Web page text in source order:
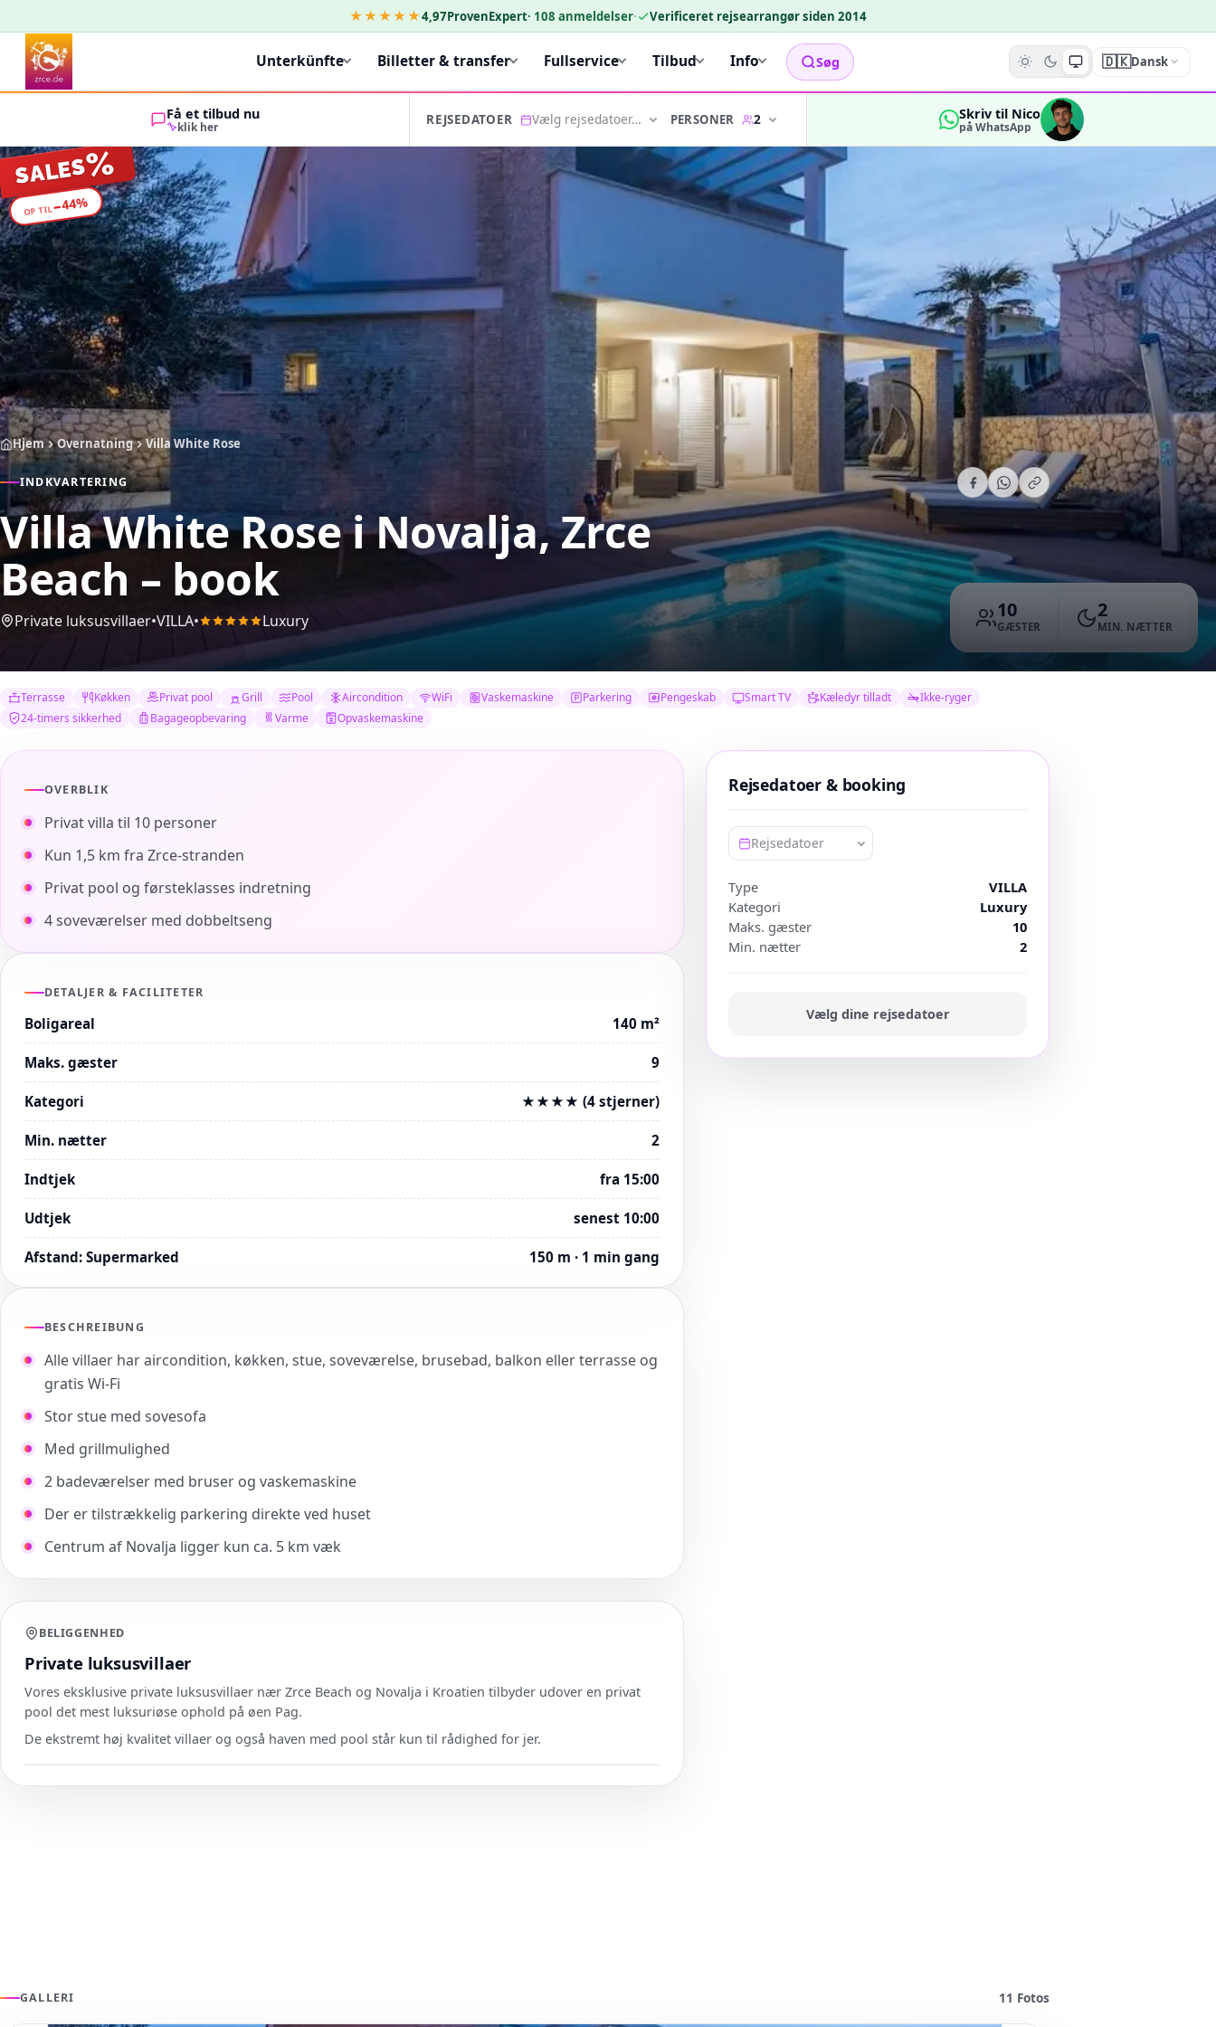
★★★★★4,97ProvenExpert· 108 anmeldelser· Verificeret rejsearrangør siden 2014
Unterkünfte Billetter & transfer Fullservice Tilbud Info Søg 🇩🇰Dansk
Få et tilbud nu
klik her REJSEDATOER Vælg rejsedatoer… PERSONER 2 Skriv til Nico
på WhatsApp
SALES%
OP TIL−44%
10
GÆSTER
2
MIN. NÆTTER
Hjem Overnatning Villa White Rose
INDKVARTERING
Villa White Rosei Novalja, Zrce
Beach – book
Private luksusvillaer•VILLA• Luxury
Terrasse Køkken Privat pool Grill Pool Aircondition WiFi Vaskemaskine Parkering Pengeskab Smart TV Kæledyr tilladt
Ikke-ryger
24-timers sikkerhed
Bagageopbevaring Varme Opvaskemaskine
OVERBLIK
Privat villa til 10 personer
Kun 1,5 km fra Zrce-stranden
Privat pool og førsteklasses indretning
4 soveværelser med dobbeltseng
DETALJER & FACILITETER
Boligareal 140 m²
Maks. gæster 9
Kategori ★★★★ (4 stjerner)
Min. nætter 2
Indtjek fra 15:00
Udtjek senest 10:00
Afstand: Supermarked 150 m · 1 min gang
BESCHREIBUNG
Alle villaer har aircondition, køkken, stue, soveværelse, brusebad, balkon eller terrasse og
gratis Wi-Fi
Stor stue med sovesofa
Med grillmulighed
2 badeværelser med bruser og vaskemaskine
Der er tilstrækkelig parkering direkte ved huset
Centrum af Novalja ligger kun ca. 5 km væk
Rejsedatoer & booking
Rejsedatoer
Type
VILLA
Kategori
Luxury
Maks. gæster
10
Min. nætter
2
Vælg dine rejsedatoer
BELIGGENHED
Private luksusvillaer
Vores eksklusive private luksusvillaer nær Zrce Beach og Novalja i Kroatien tilbyder udover en privat
pool det mest luksuriøse ophold på øen Pag.
De ekstremt høj kvalitet villaer og også haven med pool står kun til rådighed for jer.
GALLERI 11 Fotos